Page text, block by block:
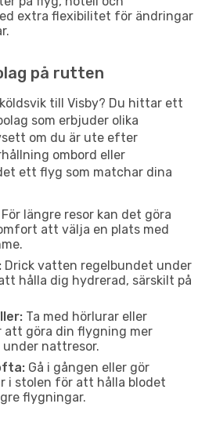
extra flexibilitet för ändringar
på rutten
till Visby? Du hittar ett
som erbjuder olika
om du är ute efter
ombord eller
ett flyg som matchar dina
För längre resor kan det göra
att välja en plats med
Drick vatten regelbundet under
hålla dig hydrerad, särskilt på
Ta med hörlurar eller
att göra din flygning mer
nattresor.
Gå i gången eller gör
i stolen för att hålla blodet
flygningar.